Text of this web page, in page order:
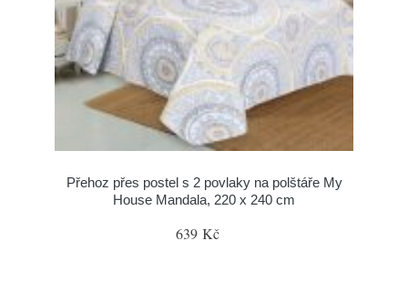
Přehoz přes postel s 2 povlaky na polštáře My
House Mandala, 220 x 240 cm
639 Kč